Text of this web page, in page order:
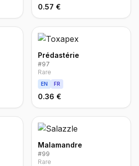
0.57 €
Prédastérie
#97
Rare
EN FR
0.36 €
Malamandre
#99
Rare